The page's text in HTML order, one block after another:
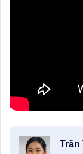
Trần